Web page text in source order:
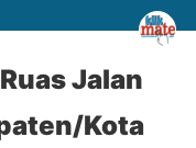
Jalan
Kota